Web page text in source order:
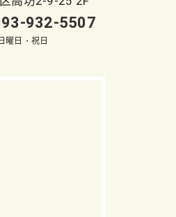
932-5507
曜日・祝日